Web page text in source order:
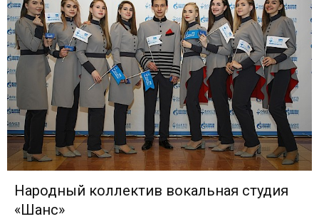
Народный коллектив вокальная студия
«Шанс»